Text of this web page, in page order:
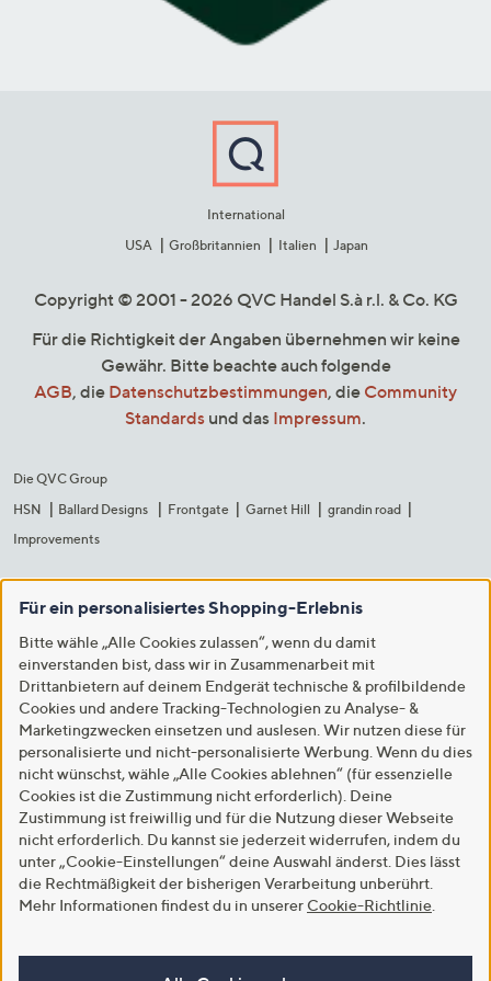
International
USA
Großbritannien Italien Japan
Copyright © 2001 - 2026 QVC Handel S.à r.l. & Co. KG
Für die Richtigkeit der Angaben übernehmen wir keine
Gewähr. Bitte beachte auch folgende
AGB, die Datenschutzbestimmungen, die Community
Standards und das Impressum.
Die QVC Group
HSN
Ballard Designs Frontgate Garnet Hill
grandin road
Improvements
Für ein personalisiertes Shopping-Erlebnis
Bitte wähle „Alle Cookies zulassen“, wenn du damit
einverstanden bist, dass wir in Zusammenarbeit mit
Drittanbietern auf deinem Endgerät technische & profilbildende
Cookies und andere Tracking-Technologien zu Analyse- &
Marketingzwecken einsetzen und auslesen. Wir nutzen diese für
personalisierte und nicht-personalisierte Werbung. Wenn du dies
nicht wünschst, wähle „Alle Cookies ablehnen“ (für essenzielle
Cookies ist die Zustimmung nicht erforderlich). Deine
Zustimmung ist freiwillig und für die Nutzung dieser Webseite
nicht erforderlich. Du kannst sie jederzeit widerrufen, indem du
unter „Cookie-Einstellungen“ deine Auswahl änderst. Dies lässt
die Rechtmäßigkeit der bisherigen Verarbeitung unberührt.
Mehr Informationen findest du in unserer Cookie-Richtlinie